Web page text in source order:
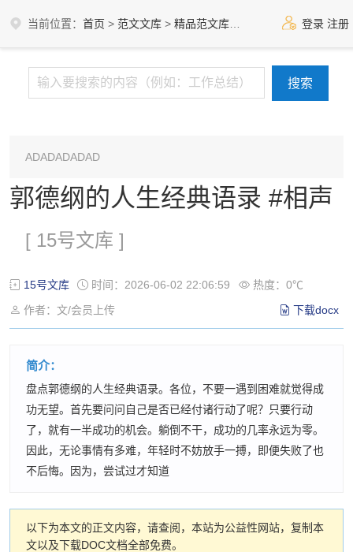
当前位置： 首页 > 范文文库 > 精品范文库 15号文库 登录 注册
ADADADADAD
郭德纲的人生经典语录 #相声
[ 15号文库 ]
15号文库 时间：2026-06-02 22:06:59
热度：0℃
作者：文/会员上传
下载docx
简介：
盘点郭德纲的人生经典语录。各位，不要一遇到困难就觉得成
功无望。首先要问问自己是否已经付诸行动了呢？只要行动
了，就有一半成功的机会。躺倒不干，成功的几率永远为零。
因此，无论事情有多难，年轻时不妨放手一搏，即便失败了也
不后悔。因为，尝试过才知道
以下为本文的正文内容，请查阅，本站为公益性网站，复制本
文以及下载DOC文档全部免费。